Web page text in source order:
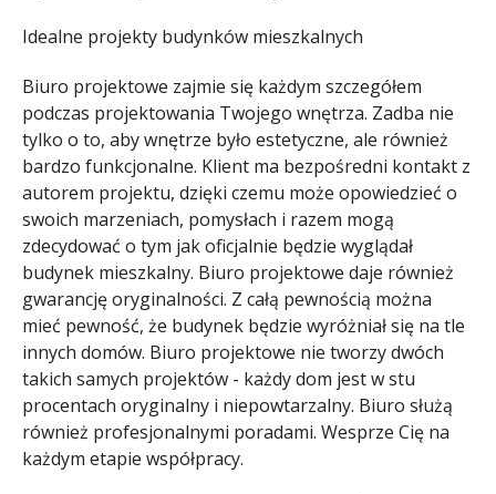
Idealne projekty budynków mieszkalnych
Biuro projektowe zajmie się każdym szczegółem
podczas projektowania Twojego wnętrza. Zadba nie
tylko o to, aby wnętrze było estetyczne, ale również
bardzo funkcjonalne. Klient ma bezpośredni kontakt z
autorem projektu, dzięki czemu może opowiedzieć o
swoich marzeniach, pomysłach i razem mogą
zdecydować o tym jak oficjalnie będzie wyglądał
budynek mieszkalny. Biuro projektowe daje również
gwarancję oryginalności. Z całą pewnością można
mieć pewność, że budynek będzie wyróżniał się na tle
innych domów. Biuro projektowe nie tworzy dwóch
takich samych projektów - każdy dom jest w stu
procentach oryginalny i niepowtarzalny. Biuro służą
również profesjonalnymi poradami. Wesprze Cię na
każdym etapie współpracy.